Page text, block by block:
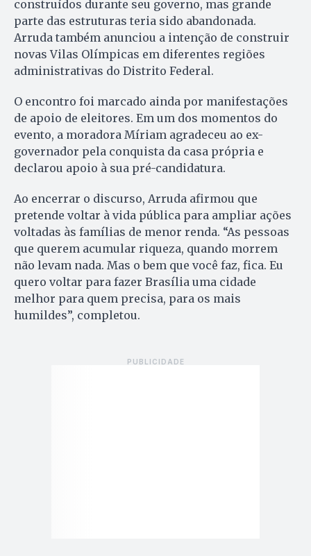
construídos durante seu governo, mas grande
parte das estruturas teria sido abandonada.
Arruda também anunciou a intenção de construir
novas Vilas Olímpicas em diferentes regiões
administrativas do Distrito Federal.
O encontro foi marcado ainda por manifestações
de apoio de eleitores. Em um dos momentos do
evento, a moradora Míriam agradeceu ao ex-
governador pela conquista da casa própria e
declarou apoio à sua pré-candidatura.
Ao encerrar o discurso, Arruda afirmou que
pretende voltar à vida pública para ampliar ações
voltadas às famílias de menor renda. “As pessoas
que querem acumular riqueza, quando morrem
não levam nada. Mas o bem que você faz, fica. Eu
quero voltar para fazer Brasília uma cidade
melhor para quem precisa, para os mais
humildes”, completou.